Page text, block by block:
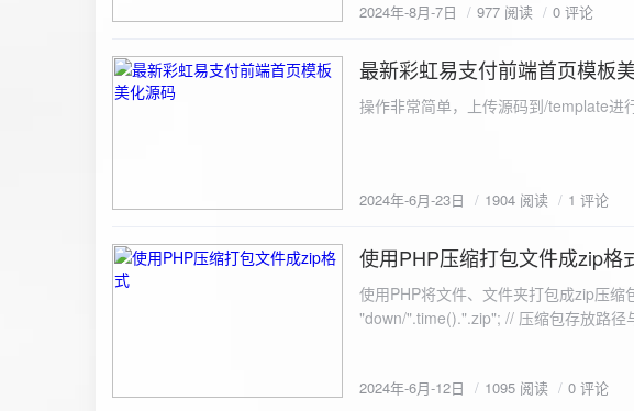
2024年-8月-7日 977 阅读 0 评论
2024-6-23
最新彩虹易支付前端首页模板
操作非常简单，上传源码到/template进
2024年-6月-23日 1904 阅读 1 评论
2024-6-12
使用PHP压缩打包文件成zip格
使用PHP将文件、文件夹打包成zip压
"down/".time().".zip"; // 压缩包存放路径与名称 $zip->open($zip_filename,
数可以改为 basename("img/
2024年-6月-12日 1095 阅读 0 评论